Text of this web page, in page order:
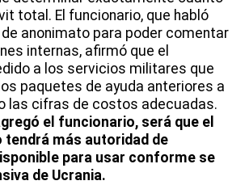
total. El funcionario, que habló
anonimato para poder comentar
internas, afirmó que el
a los servicios militares que
paquetes de ayuda anteriores a
las cifras de costos adecuadas.
el funcionario, será que el
tendrá más autoridad de
para usar conforme se
de Ucrania.